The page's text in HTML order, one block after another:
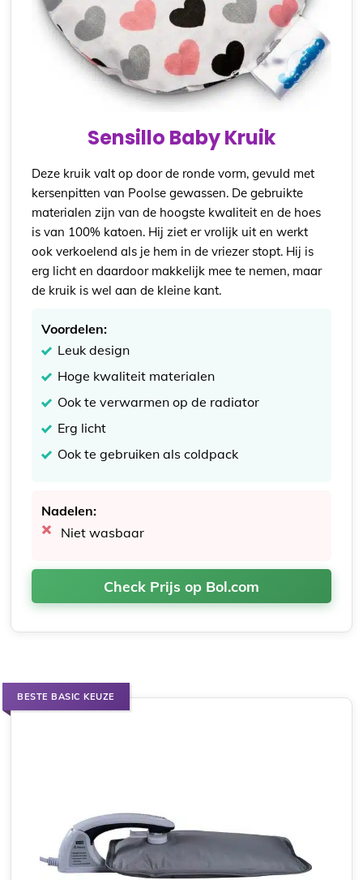
Sensillo Baby Kruik
Deze kruik valt op door de ronde vorm, gevuld met
kersenpitten van Poolse gewassen. De gebruikte
materialen zijn van de hoogste kwaliteit en de hoes
is van 100% katoen. Hij ziet er vrolijk uit en werkt
ook verkoelend als je hem in de vriezer stopt. Hij is
erg licht en daardoor makkelijk mee te nemen, maar
de kruik is wel aan de kleine kant.
Voordelen:
Leuk design
Hoge kwaliteit materialen
Ook te verwarmen op de radiator
Erg licht
Ook te gebruiken als coldpack
Nadelen:
Niet wasbaar
Check Prijs op Bol.com
BESTE BASIC KEUZE